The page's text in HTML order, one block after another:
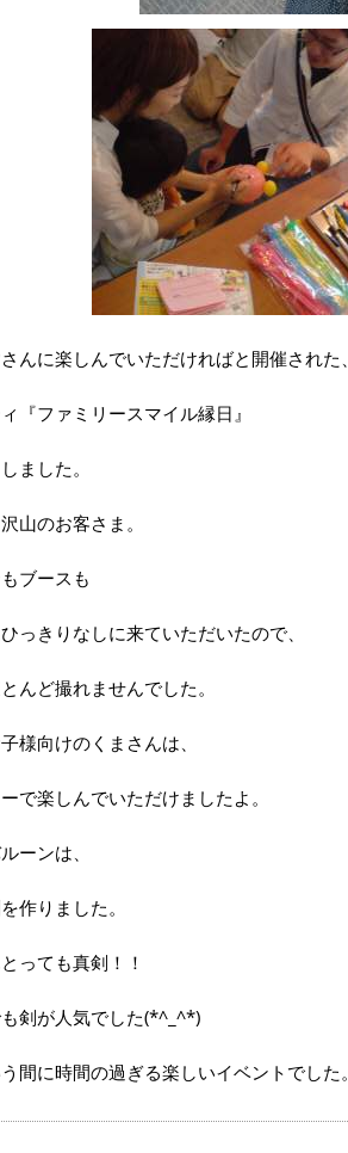
んに楽しんでいただければと開催された、
『ファミリースマイル縁日』
ました。
山のお客さま。
ブースも
っきりなしに来ていただいたので、
んど撮れませんでした。
様向けのくまさんは、
で楽しんでいただけましたよ。
ーンは、
作りました。
っても真剣！！
剣が人気でした(*^_^*)
間に時間の過ぎる楽しいイベントでした。